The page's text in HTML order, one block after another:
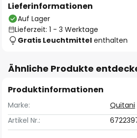
Lieferinformationen
Auf Lager
Lieferzeit: 1 - 3 Werktage
Gratis Leuchtmittel enthalten
Ähnliche Produkte
Produktinformationen
Marke:
Quitani
Artikel Nr.: